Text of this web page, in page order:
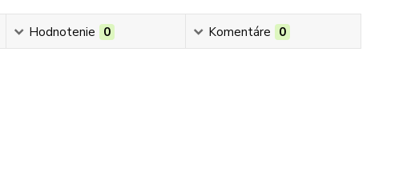
Hodnotenie 0 Komentáre 0